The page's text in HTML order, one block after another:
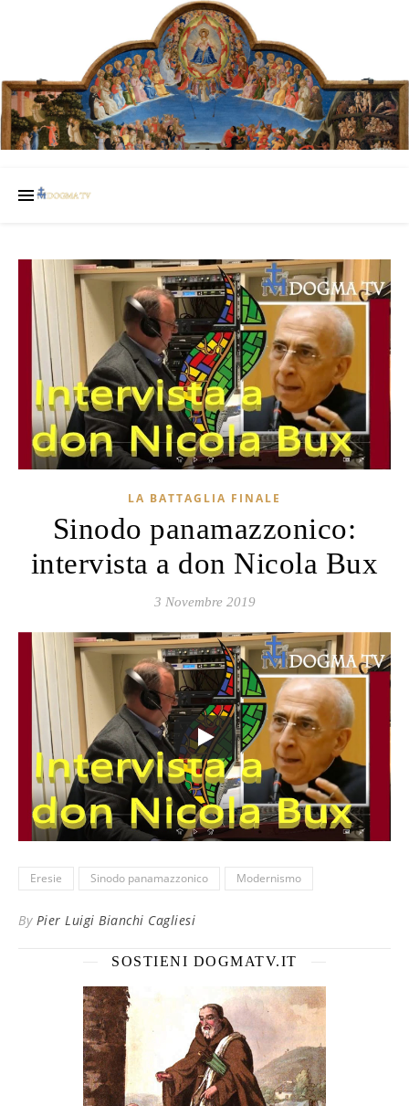
LA BATTAGLIA FINALE
Sinodo panamazzonico:
intervista a don Nicola Bux
3 Novembre 2019
Eresie Sinodo panamazzonico Modernismo
By Pier Luigi Bianchi Cagliesi
SOSTIENI DOGMATV.IT